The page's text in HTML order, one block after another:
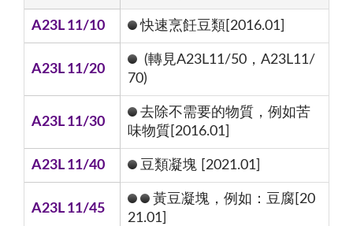
A23L 11/10 快速烹飪豆類[2016.01]
A23L 11/20
(轉見A23L11/50，A23L11/
70)
A23L 11/30
去除不需要的物質，例如苦
味物質[2016.01]
A23L 11/40 豆類凝塊 [2021.01]
A23L 11/45
黃豆凝塊，例如：豆腐[20
21.01]